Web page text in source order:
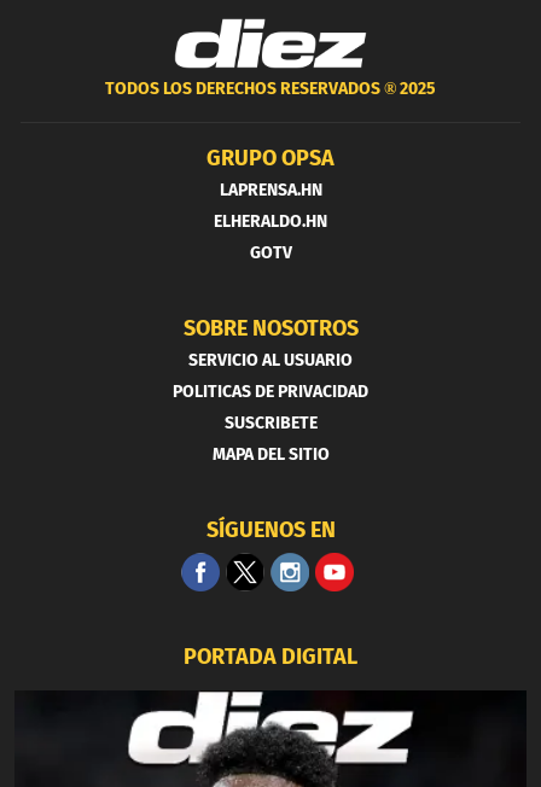
TODOS LOS DERECHOS RESERVADOS ®2025
GRUPO OPSA
LAPRENSA.HN
ELHERALDO.HN
GOTV
SOBRE NOSOTROS
SERVICIO AL USUARIO
POLITICAS DE PRIVACIDAD
SUSCRIBETE
MAPA DEL SITIO
SÍGUENOS EN
PORTADA DIGITAL